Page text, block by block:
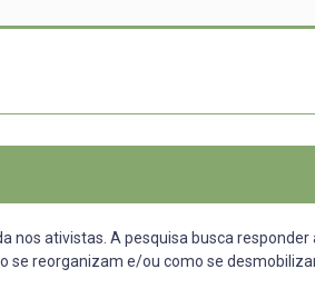
nos ativistas. A pesquisa busca responder
se reorganizam e/ou como se